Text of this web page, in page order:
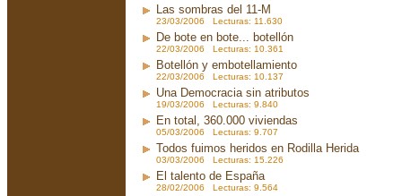
Las sombras del 11-M
23/03/2006 Lecturas: 11.630
De bote en bote... botellón
22/03/2006 Lecturas: 10.361
Botellón y embotellamiento
22/03/2006 Lecturas: 10.137
Una Democracia sin atributos
19/03/2006 Lecturas: 9.840
En total, 360.000 viviendas
05/03/2006 Lecturas: 9.707
Todos fuimos heridos en Rodilla Herida
03/03/2006 Lecturas: 15.226
El talento de España
28/02/2006 Lecturas: 9.564